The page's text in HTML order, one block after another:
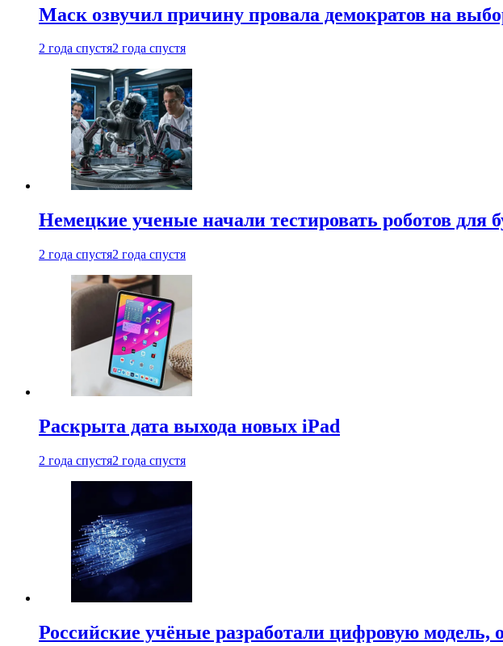
Маск озвучил причину провала демократов на
2 года спустя2 года спустя
Немецкие ученые начали тестировать роботов для
2 года спустя2 года спустя
Раскрыта дата выхода новых iPad
2 года спустя2 года спустя
Российские учёные разработали цифровую